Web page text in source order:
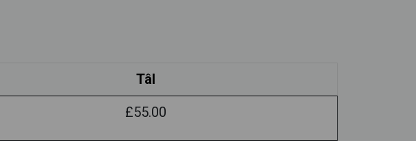
Tâl
£55.00